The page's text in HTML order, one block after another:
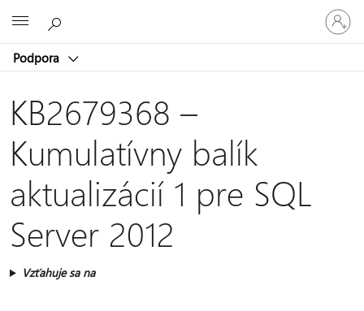
Podpora
Prihláste
sa
k
kontu
KB2679368 –
Kumulatívny balík
aktualizácií 1 pre SQL
Server 2012
Vzťahuje sa na